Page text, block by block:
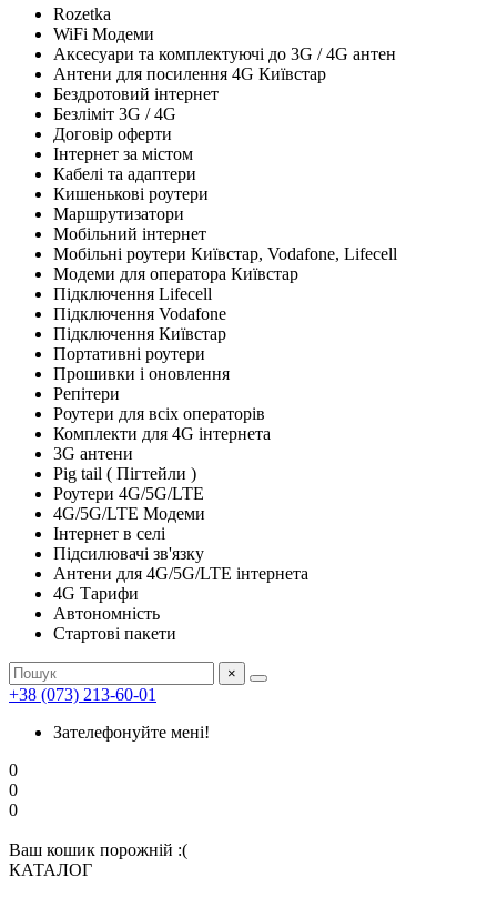
Rozetka
WiFi Модеми
Аксесуари та комплектуючі до 3G / 4G антен
Антени для посилення 4G Київстар
Бездротовий інтернет
Безліміт 3G / 4G
Договір оферти
Інтернет за містом
Кабелі та адаптери
Кишенькові роутери
Маршрутизатори
Мобільний інтернет
Мобільні роутери Київстар, Vodafone, Lifecell
Модеми для оператора Київстар
Підключення Lifecell
Підключення Vodafone
Підключення Київстар
Портативні роутери
Прошивки і оновлення
Репітери
Роутери для всіх операторів
Комплекти для 4G інтернета
3G антени
Pig tail ( Пігтейли )
Роутери 4G/5G/LTE
4G/5G/LTE Модеми
Інтернет в селі
Підсилювачі зв'язку
Антени для 4G/5G/LTE інтернета
4G Тарифи
Автономність
Стартові пакети
×
+38 (073) 213-60-01
Зателефонуйте мені!
0
0
0
Ваш кошик порожній :(
КАТАЛОГ